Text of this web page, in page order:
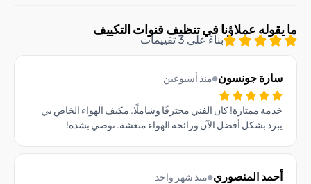
عملاؤنا في تنظيف قنوات التكييف
بناءً على 3 تقييمات
جونسون منذ أسبوعين
ممتازة! كان الفني محترفًا وشاملًا. مكيف الهواء الخاص بي
بشكل أفضل الآن ورائحة الهواء منعشة. نوصي بشدة!
المنصوري منذ شهر واحد